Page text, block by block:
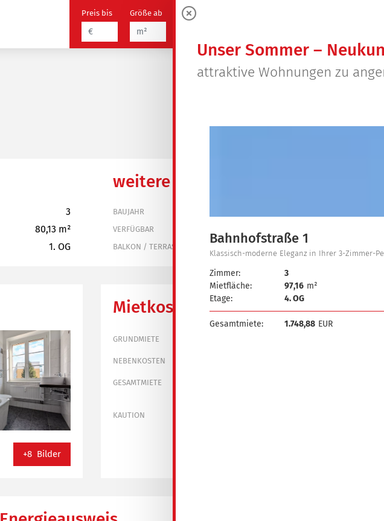
Preis bis Größe ab Zimmer
3
80,13 m²
1. OG
weitere Informationen
BAUJAHR
VERFÜGBAR
BALKON / TERRASSE nein
+8 Bilder
Mietkosten
GRUNDMIETE
NEBENKOSTEN
GESAMTMIETE
KAUTION
Unser Sommer –
attraktive Wohnungen zu
Bahnhofstraße 1
Klassisch-moderne Eleganz in Ihrer 3-Zimmer-
Zimmer:
3
Mietfläche:
97,16 m²
Etage:
4. OG
Gesamtmiete: 1.748,88 EUR